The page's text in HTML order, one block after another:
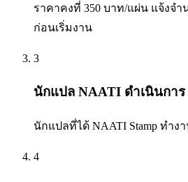
ราคาคงที่ 350 บาท/แผ่น แจ้งจำ
ก่อนเริ่มงาน
3
นักแปล NAATI ดำเนินการ
นักแปลที่ได้ NAATI Stamp ทำงา
4